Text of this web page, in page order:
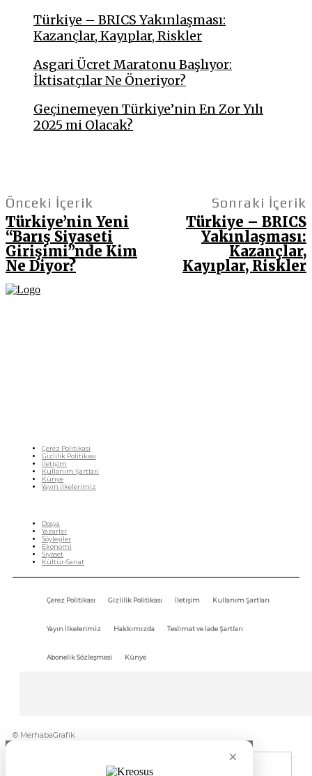
Türkiye – BRICS Yakınlaşması:
Kazançlar, Kayıplar, Riskler
Asgari Ücret Maratonu Başlıyor:
İktisatçılar Ne Öneriyor?
Geçinemeyen Türkiye’nin En Zor Yılı
2025 mi Olacak?
Önceki İçerik
Türkiye’nin Yeni
“Barış Siyaseti
Girişimi”nde Kim
Ne Diyor?
Sonraki İçerik
Türkiye – BRICS
Yakınlaşması:
Kazançlar,
Kayıplar, Riskler
Çerez Politikası
Gizlilik Politikası
İletişim
Kullanım Şartları
Künye
Yayın İlkelerimiz
Dosya
Yazarlar
Söyleşiler
Ekonomi
Siyaset
Kültür-Sanat
Çerez Politikası Gizlilik Politikası İletişim Kullanım Şartları
Yayın İlkelerimiz Hakkımızda Teslimat ve İade Şartları
Abonelik Sözleşmesi Künye
© MerhabaGrafik
×